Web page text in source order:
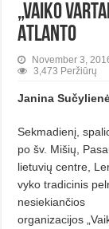
„Vaiko
Atlanto
November 3,
3,473 Peržiūrų
Janina
Sekmadienį,
po šv. Mišių,
lietuvių centre,
vyko tradicinis
nesiekiančios
organizacijos